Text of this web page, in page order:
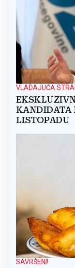
VLADAJUĆA
KANDIDATA
LISTOPADU
SAVRŠENI!